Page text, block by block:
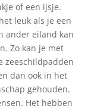
of een ijsje.
leuk als je een
ander eiland kan
Zo kan je met
zeeschildpadden
dan ook in het
gehouden.
Het hebben